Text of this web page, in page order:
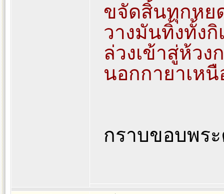
ขจัดสิ้นทุกหย
วางมันทิ้งทั้งกิ
ล่วงเข้าสู่ห้ว
นอกกายาเห
กราบขอบพร